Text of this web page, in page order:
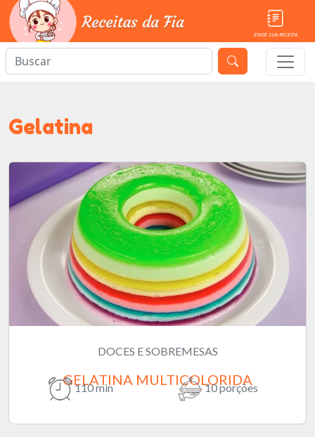
ENVIE SUA RECEITA
Gelatina
DOCES E SOBREMESAS
GELATINA MULTICOLORIDA
110 min 10 porções